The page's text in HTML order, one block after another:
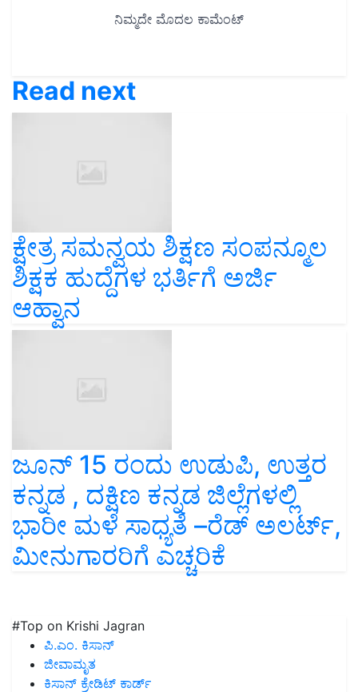
Read next
ಕ್ಷೇತ್ರ ಸಮನ್ವಯ ಶಿಕ್ಷಣ ಸಂಪನ್ಮೂಲ
ಶಿಕ್ಷಕ ಹುದ್ದೆಗಳ ಭರ್ತಿಗೆ ಅರ್ಜಿ
ಆಹ್ವಾನ
ಜೂನ್ 15 ರಂದು ಉಡುಪಿ, ಉತ್ತರ
ಕನ್ನಡ , ದಕ್ಷಿಣ ಕನ್ನಡ ಜಿಲ್ಲೆಗಳಲ್ಲಿ
ಭಾರೀ ಮಳೆ ಸಾಧ್ಯತೆ –ರೆಡ್ ಅಲರ್ಟ್,
ಮೀನುಗಾರರಿಗೆ ಎಚ್ಚರಿಕೆ
#Top on Krishi Jagran
ಪಿ.ಎಂ. ಕಿಸಾನ್
ಜೀವಾಮೃತ
ಕಿಸಾನ್ ಕ್ರೇಡಿಟ್ ಕಾರ್ಡ್